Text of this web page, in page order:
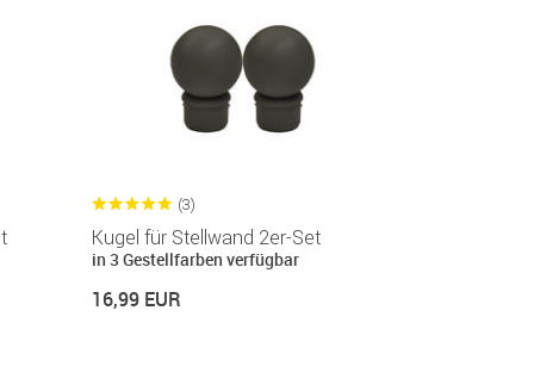
(3)
Kugel für Stellwand 2er-Set
in 3 Gestellfarben verfügbar
16,99 EUR